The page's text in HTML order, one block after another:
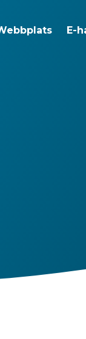
E-